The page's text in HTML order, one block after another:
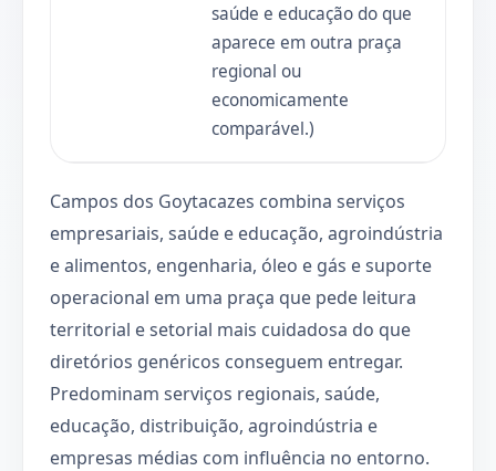
saúde e educação do que
aparece em outra praça
regional ou
economicamente
comparável.)
Campos dos Goytacazes combina serviços
empresariais, saúde e educação, agroindústria
e alimentos, engenharia, óleo e gás e suporte
operacional em uma praça que pede leitura
territorial e setorial mais cuidadosa do que
diretórios genéricos conseguem entregar.
Predominam serviços regionais, saúde,
educação, distribuição, agroindústria e
empresas médias com influência no entorno.